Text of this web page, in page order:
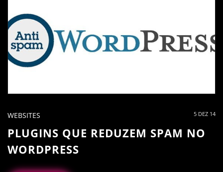
WEBSITES 5 DEZ 14
PLUGINS QUE REDUZEM SPAM NO
WORDPRESS